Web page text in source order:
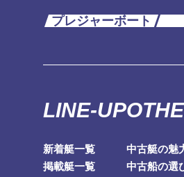
プレジャーボート
LINE-UP
新着艇一覧
掲載艇一覧
中古艇の魅
中古船の選